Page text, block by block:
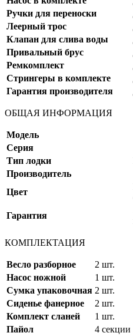
Ручки для переноски
Леерный трос
Клапан для слива воды
Привальный брус
Ремкомплект
Стрингеры в комплекте
Гарантия производителя
ОБЩАЯ ИНФОРМАЦИЯ
Модель
Серия
Тип лодки
Производитель
Цвет
Гарантия
КОМПЛЕКТАЦИЯ
Весло разборное
2 шт.
Насос ножной
1 шт.
Сумка упаковочная 2 шт.
Сиденье фанерное
2 шт.
Комплект сланей
1 шт.
Пайол
4 секции